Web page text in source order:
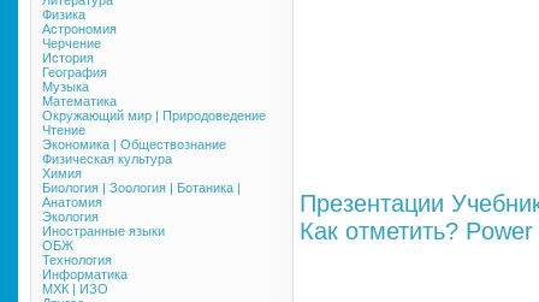
Физика
Астрономия
Черчение
История
География
Музыка
Математика
Окружающий мир | Природоведение
Чтение
Экономика | Обществознание
Физическая культура
Химия
Биология | Зоология | Ботаника |
Анатомия
Экология
Иностранные языки
ОБЖ
Технология
Информатика
МХК | ИЗО
Презентации
Как отметить?